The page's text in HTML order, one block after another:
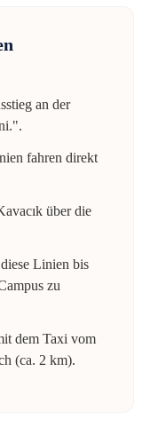
an der
fahren direkt
über die
Linien bis
zu
dem Taxi vom
(ca. 2 km).